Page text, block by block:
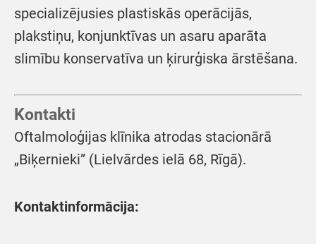
specializējusies plastiskās operācijās,
plakstiņu, konjunktīvas un asaru aparāta
slimību konservatīva un ķirurģiska ārstēšana.
Kontakti
Oftalmoloģijas klīnika atrodas stacionārā
„Biķernieki” (Lielvārdes ielā 68, Rīgā).
Kontaktinformācija: